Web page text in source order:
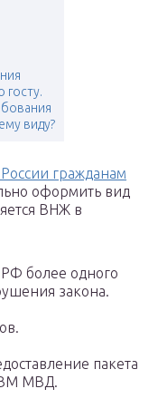
госту.
виду?
гражданам
оформить вид
ВНЖ в
более одного
закона.
пакета
МВД.